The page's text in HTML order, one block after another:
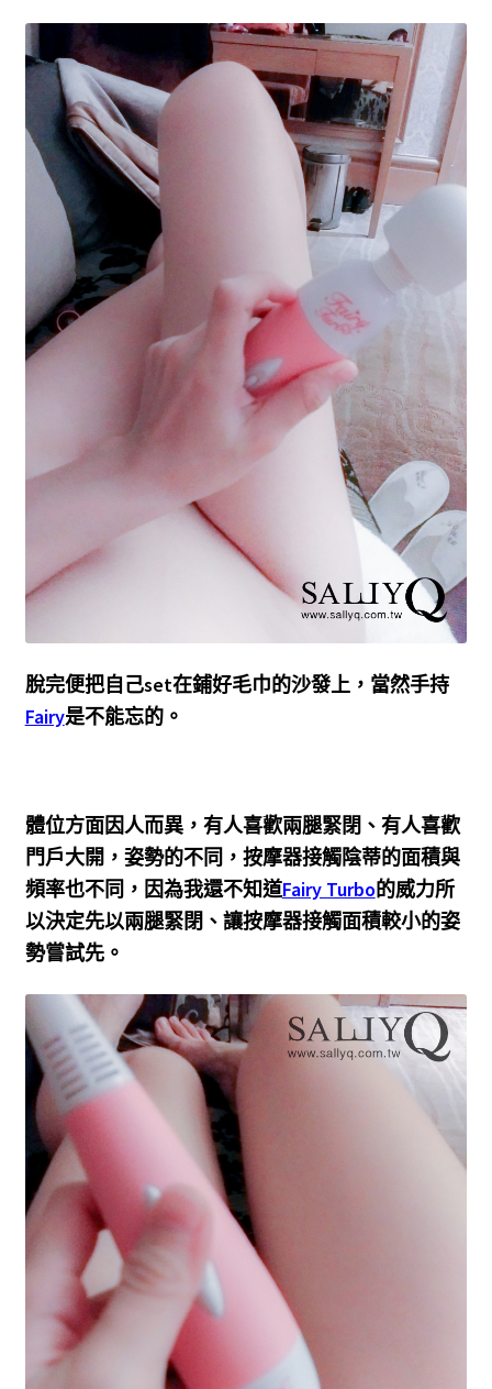
脫完便把自己set在鋪好毛巾的沙發上，當然手持
Fairy是不能忘的。
體位方面因人而異，有人喜歡兩腿緊閉、有人喜歡
門戶大開，姿勢的不同，按摩器接觸陰蒂的面積與
頻率也不同，因為我還不知道Fairy Turbo的威力所
以決定先以兩腿緊閉、讓按摩器接觸面積較小的姿
勢嘗試先。